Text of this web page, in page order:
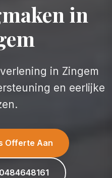
in
in Zingem
en eerlijke
Offerte Aan